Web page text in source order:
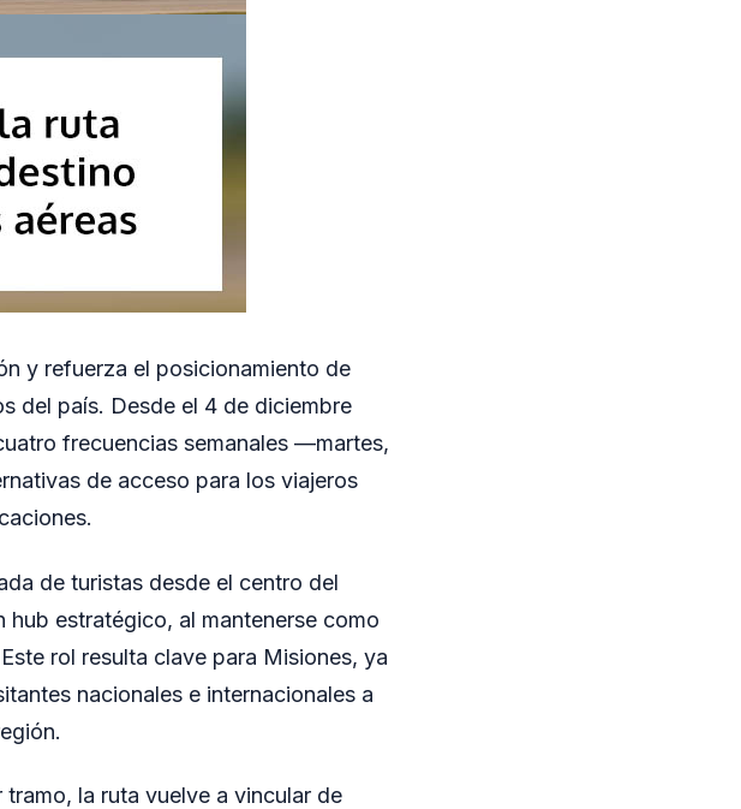
y refuerza el posicionamiento de
del país. Desde el 4 de diciembre
frecuencias semanales —martes,
de acceso para los viajeros
de turistas desde el centro del
estratégico, al mantenerse como
rol resulta clave para Misiones, ya
nacionales e internacionales a
la ruta vuelve a vincular de